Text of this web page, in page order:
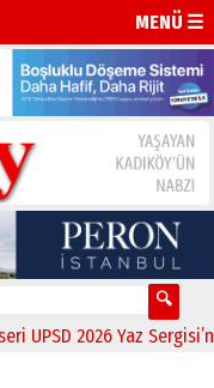
MENÜ ☰
2026 Yaz